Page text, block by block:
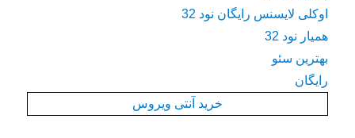
اوکلی لایسنس رایگان نود 32
همیار نود 32
بهترین سئو
رایگان
خرید آنتی ویروس